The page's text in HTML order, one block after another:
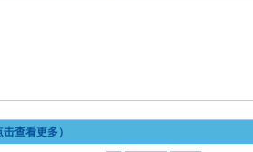
查看更多）